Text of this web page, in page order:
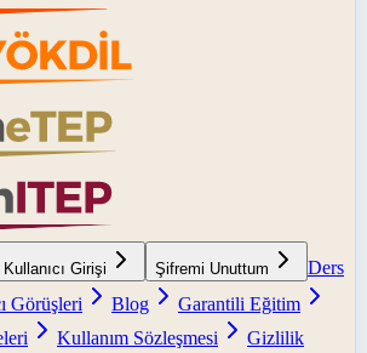
Kullanıcı Girişi Şifremi Unuttum
Ders
Görüşleri Blog
Garantili Eğitim
Kullanım Sözleşmesi
Gizlilik